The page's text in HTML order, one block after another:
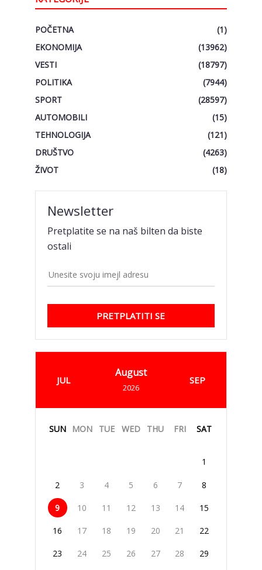
POČETNA
(1)
EKONOMIJA
(13962)
VESTI
(18797)
POLITIKA
(7944)
SPORT
(28597)
AUTOMOBILI
(15)
TEHNOLOGIJA
(121)
DRUŠTVO
(4263)
ŽIVOT
(18)
Newsletter
Pretplatite se na naš bilten da biste
ostali
PRETPLATITI SE
JUL
August
2026
SEP
SUN MON TUE WED THU FRI SAT
1
2 3 4 5 6 7 8
9 10 11 12 13 14 15
16 17 18 19 20 21 22
23 24 25 26 27 28 29